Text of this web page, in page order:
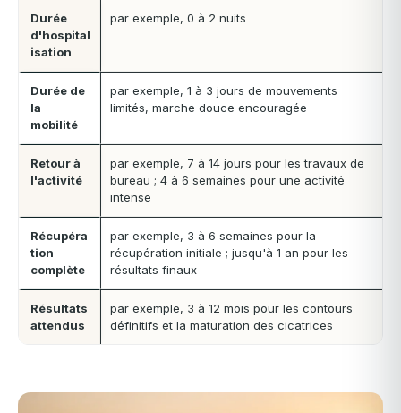
Durée
d'hospital
isation
par exemple, 0 à 2 nuits
Durée de
la
mobilité
par exemple, 1 à 3 jours de mouvements
limités, marche douce encouragée
Retour à
l'activité
par exemple, 7 à 14 jours pour les travaux de
bureau ; 4 à 6 semaines pour une activité
intense
Récupéra
tion
complète
par exemple, 3 à 6 semaines pour la
récupération initiale ; jusqu'à 1 an pour les
résultats finaux
Résultats
attendus
par exemple, 3 à 12 mois pour les contours
définitifs et la maturation des cicatrices